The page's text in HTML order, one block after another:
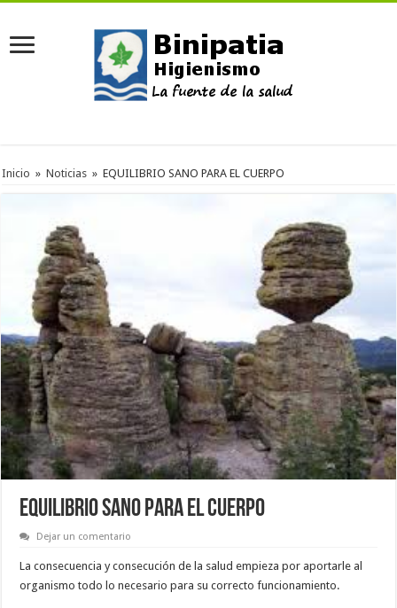
Inicio » Noticias » EQUILIBRIO SANO PARA EL CUERPO
EQUILIBRIO SANO PARA EL CUERPO
Dejar un comentario
La consecuencia y consecución de la salud empieza por aportarle al
organismo todo lo necesario para su correcto funcionamiento.